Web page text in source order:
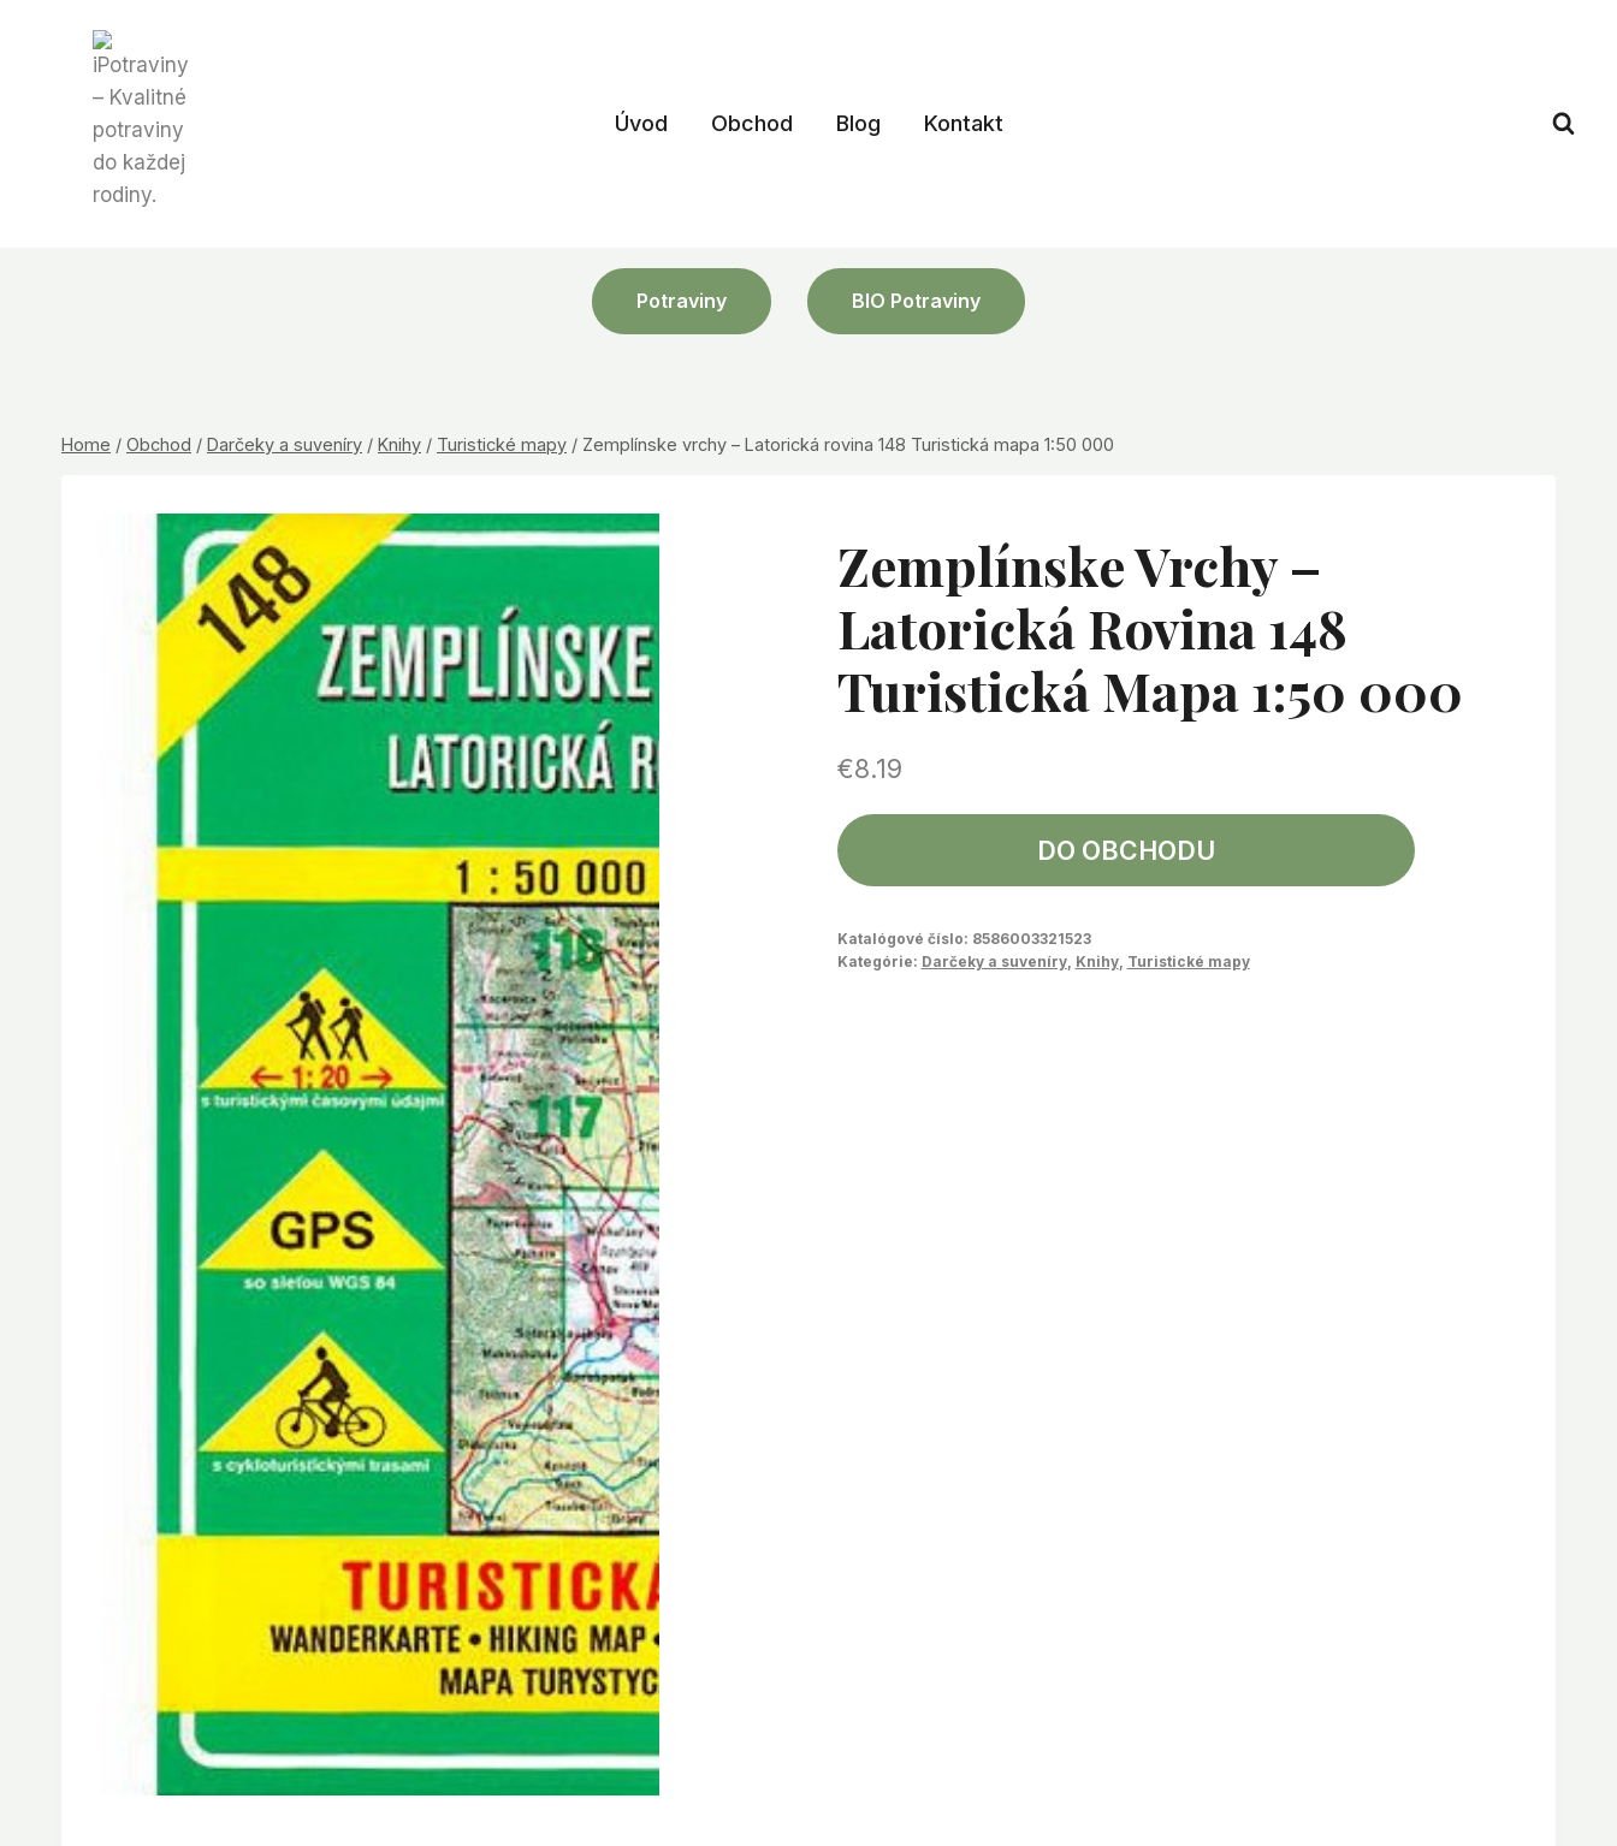
Úvod Obchod Blog Kontakt
Potraviny BIO Potraviny
Home / Obchod / Darčeky a suveníry / Knihy / Turistické mapy / Zemplínske vrchy – Latorická rovina 148 Turistická mapa 1:50 000
Zemplínske Vrchy –
Latorická Rovina 148
Turistická Mapa 1:50 000
€8.19
DO OBCHODU
Katalógové číslo: 8586003321523
Kategórie: Darčeky a suveníry, Knihy, Turistické mapy